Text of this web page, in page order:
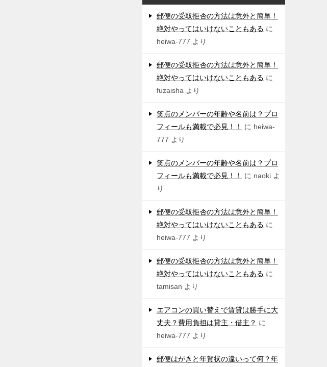
郵便の受取拒否の方法は意外と簡単！
絶対やってはいけないこともある に
heiwa-777 より
郵便の受取拒否の方法は意外と簡単！
絶対やってはいけないこともある に
fuzaisha より
笑点のメンバーの年齢や名前は？プロ
フィールも満載で必見！！
に heiwa-
777 より
笑点のメンバーの年齢や名前は？プロ
フィールも満載で必見！！
に naoki よ
り
郵便の受取拒否の方法は意外と簡単！
絶対やってはいけないこともある に
heiwa-777 より
郵便の受取拒否の方法は意外と簡単！
絶対やってはいけないこともある に
tamisan より
エアコンの買い替えで賃貸は勝手に大
丈夫？費用負担は貸主・借主？ に
heiwa-777 より
郵便はがきと年賀状の違いって何？年